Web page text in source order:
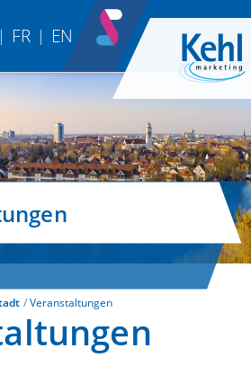
| FR | EN
Veranstaltungen